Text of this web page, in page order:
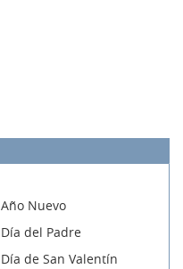
Año Nuevo
Día del Padre
Día de San Valentín